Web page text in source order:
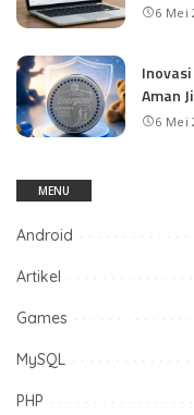
6 Mei
Aman
6 Mei
MENU
Android
Artikel
Games
MySQL
PHP